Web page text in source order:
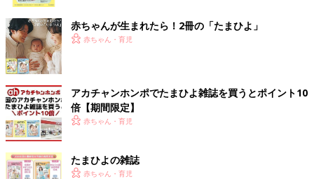
赤ちゃんが生まれたら！2冊の「たまひよ」
赤ちゃん・育児
アカチャンホンポでたまひよ雑誌を買うとポイント10
倍【期間限定】
赤ちゃん・育児
たまひよの雑誌
赤ちゃん・育児